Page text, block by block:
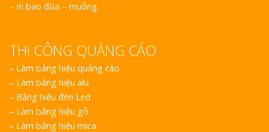
– In bao đũa – muỗng.
THI CÔNG QUẢNG CÁO
– Làm bảng hiệu quảng cáo
– Làm bảng hiệu alu
– Bảng hiệu đèn Led
– Làm bảng hiệu gỗ
– Làm bảng hiệu mica